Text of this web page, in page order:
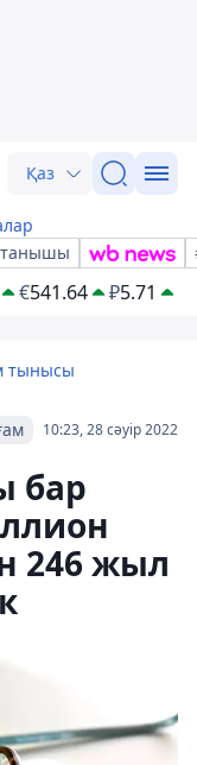
Қаз
€541.64 ₽5.71
тынысы
10:23, 28 сәуір 2022
бар
246 жыл